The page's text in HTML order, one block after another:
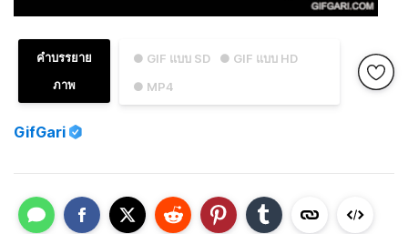
● GIF แบบ SD
● GIF แบบ HD
● MP4
คำบรรยาย
ภาพ
GifGari